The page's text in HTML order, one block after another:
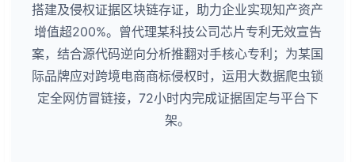
搭建及侵权证据区块链存证，助力企业实现知产资产
增值超200%。曾代理某科技公司芯片专利无效宣告
案，结合源代码逆向分析推翻对手核心专利；为某国
际品牌应对跨境电商商标侵权时，运用大数据爬虫锁
定全网仿冒链接，72小时内完成证据固定与平台下
架。